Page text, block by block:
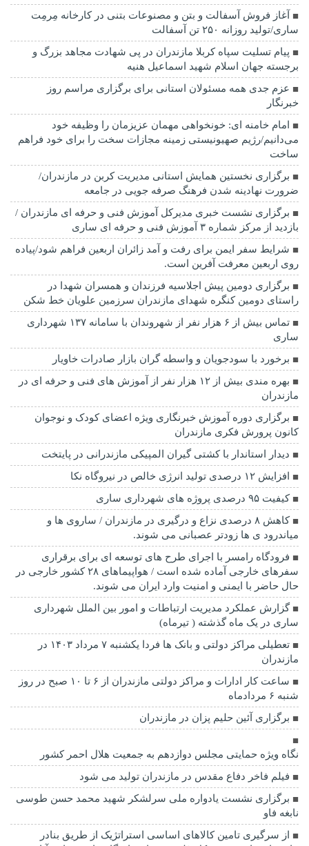
آغاز فروش آسفالت و بتن و مصنوعات بتنی در کارخانه مِرمِت
ساری/تولید روزانه ۲۵۰ تن آسفالت
پیام تسلیت سپاه کربلا مازندران در پی شهادت مجاهد بزرگ و
برجسته جهان اسلام شهید اسماعیل هنیه
عزم جدی همه مسئولان استانی برای برگزاری مراسم روز
خبرنگار
امام خامنه ای: خونخواهی مهمان عزیزمان را وظیفه خود
می‌دانیم/رژیم صهیونیستی زمینه مجازات سخت را برای خود فراهم
ساخت
برگزاری نخستین همایش استانی مدیریت کربن در مازندران/
ضرورت نهادینه شدن فرهنگ صرفه جویی در جامعه
برگزاری نشست خبری مدیرکل آموزش فنی و حرفه ای مازندران /
بازدید از مرکز شماره ۳ آموزش فنی و حرفه ای ساری
شرایط سفر ایمن برای رفت و آمد زائران اربعین فراهم شود/پیاده
روی اربعین معرفت آفرین است.
برگزاری دومین پیش اجلاسیه فرزندان و همسران شهدا در
راستای دومین کنگره شهدای مازندران سرزمین علویان خط شکن
تماس بیش از ۶ هزار نفر از شهروندان با سامانه ۱۳۷ شهرداری
ساری
برخورد با سودجویان و واسطه گران بازار صادرات خاویار
بهره مندی بیش از ۱۲ هزار نفر از آموزش های فنی و حرفه ای در
مازندران
برگزاری دوره آموزش خبرنگاری ویژه اعضای کودک و نوجوان
کانون پرورش فکری مازندران
دیدار استاندار با کشتی گیران المپیکی مازندرانی در پایتخت
افزایش ۱۲ درصدی تولید انرژی خالص در نیروگاه نکا
کیفیت ۹۵ درصدی پروژه های شهرداری ساری
کاهش ۸ درصدی نزاع و درگیری در مازندران / ساروی ها و
میاندرود ی ها زودتر عصبانی می شوند.
فرودگاه رامسر با اجرای طرح های توسعه ای برای برقراری
سفرهای خارجی آماده شده است / هواپیماهای ۲۸ کشور خارجی در
حال حاضر با ایمنی و امنیت وارد ایران می شوند.
گزارش عملکرد مدیریت ارتباطات و امور بین الملل شهرداری
ساری در یک ماه گذشته ( تیرماه)
تعطیلی مراکز دولتی و بانک ها فردا یکشنبه ۷ مرداد ۱۴۰۳ در
مازندران
ساعت کار ادارات و مراکز دولتی مازندران از ۶ تا ۱۰ صبح در روز
شنبه ۶ مردادماه
برگزاری آئین حلیم پزان در مازندران
نگاه ویژه حمایتی مجلس دوازدهم به جمعیت هلال احمر کشور
فیلم فاخر دفاع مقدس در مازندران تولید می شود
برگزاری نشست یادواره ملی سرلشکر شهید محمد حسن طوسی
نابغه فاو
از سرگیری تامین کالاهای اساسی استراتژیک از طریق بنادر